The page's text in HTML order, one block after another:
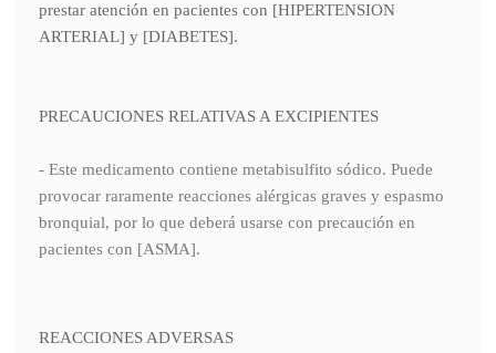
prestar atención en pacientes con [HIPERTENSION
ARTERIAL] y [DIABETES].
PRECAUCIONES RELATIVAS A EXCIPIENTES
- Este medicamento contiene metabisulfito sódico. Puede
provocar raramente reacciones alérgicas graves y espasmo
bronquial, por lo que deberá usarse con precaución en
pacientes con [ASMA].
REACCIONES ADVERSAS